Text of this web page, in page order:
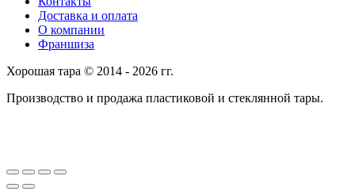
Доставка и оплата
О компании
Франшиза
Хорошая тара © 2014 - 2026 гг.
Производство и продажа пластиковой и стеклянной тары.